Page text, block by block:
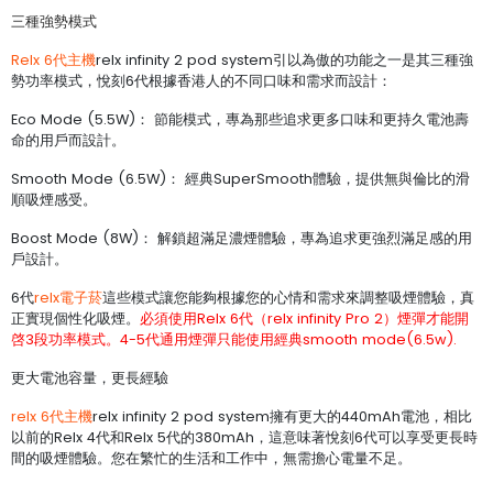
三種強勢模式
Relx 6代主機relx infinity 2 pod system引以為傲的功能之一是其三種強
勢功率模式，悅刻6代根據香港人的不同口味和需求而設計：
Eco Mode (5.5W)： 節能模式，專為那些追求更多口味和更持久電池壽
命的用戶而設計。
Smooth Mode (6.5W)： 經典SuperSmooth體驗，提供無與倫比的滑
順吸煙感受。
Boost Mode (8W)： 解鎖超滿足濃煙體驗，專為追求更強烈滿足感的用
戶設計。
6代relx電子菸這些模式讓您能夠根據您的心情和需求來調整吸煙體驗，真
正實現個性化吸煙。 必須使用Relx 6代（relx infinity Pro 2）煙彈才能開
啓3段功率模式。4-5代通用煙彈只能使用經典smooth mode(6.5w).
更大電池容量，更長經驗
relx 6代主機relx infinity 2 pod system擁有更大的440mAh電池，相比
以前的Relx 4代和Relx 5代的380mAh，這意味著悅刻6代可以享受更長時
間的吸煙體驗。您在繁忙的生活和工作中，無需擔心電量不足。